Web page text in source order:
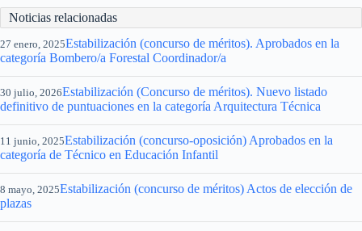
Noticias relacionadas
27 enero, 2025Estabilización (concurso de méritos). Aprobados en la
categoría Bombero/a Forestal Coordinador/a
30 julio, 2026Estabilización (Concurso de méritos). Nuevo listado
definitivo de puntuaciones en la categoría Arquitectura Técnica
11 junio, 2025Estabilización (concurso-oposición) Aprobados en la
categoría de Técnico en Educación Infantil
8 mayo, 2025Estabilización (concurso de méritos) Actos de elección de
plazas